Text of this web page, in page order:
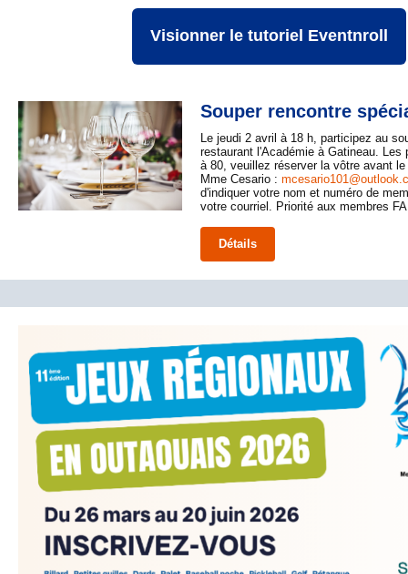
Visionner le tutoriel Eventnroll
Souper rencontre
Le jeudi 2 avril à 18 h, participez au
restaurant l'Académie à Gatineau. Les
à 80, veuillez réserver la vôtre avant
Mme Cesario :
d'indiquer votre nom et numéro de
votre courriel. Priorité aux membres
Détails